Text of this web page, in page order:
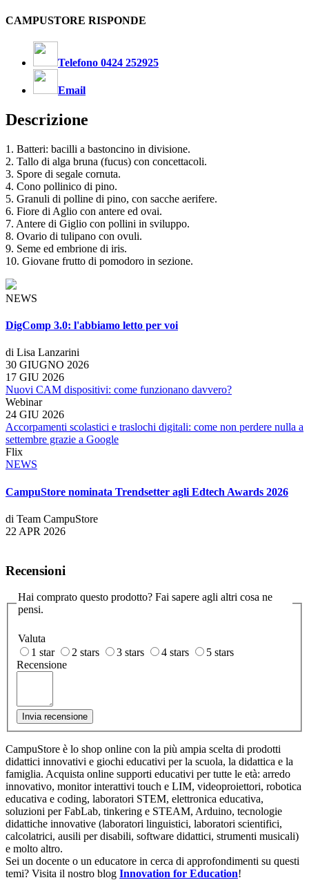
CAMPUSTORE RISPONDE
Telefono 0424 252925
Email
Descrizione
1. Batteri: bacilli a bastoncino in divisione.
2. Tallo di alga bruna (fucus) con concettacoli.
3. Spore di segale cornuta.
4. Cono pollinico di pino.
5. Granuli di polline di pino, con sacche aerifere.
6. Fiore di Aglio con antere ed ovai.
7. Antere di Giglio con pollini in sviluppo.
8. Ovario di tulipano con ovuli.
9. Seme ed embrione di iris.
10. Giovane frutto di pomodoro in sezione.
NEWS
DigComp 3.0: l'abbiamo letto per voi
di Lisa Lanzarini
30 GIUGNO 2026
17 GIU 2026
Nuovi CAM dispositivi: come funzionano davvero?
Webinar
24 GIU 2026
Accorpamenti scolastici e traslochi digitali: come non perdere nulla a
settembre grazie a Google
Flix
NEWS
CampuStore nominata Trendsetter agli Edtech Awards 2026
di Team CampuStore
22 APR 2026
Recensioni
Hai comprato questo prodotto? Fai sapere agli altri cosa ne
pensi.
Valuta
1 star
2 stars 3 stars 4 stars
5 stars
Recensione
Invia recensione
CampuStore è lo shop online con la più ampia scelta di prodotti
didattici innovativi e giochi educativi per la scuola, la didattica e la
famiglia. Acquista online supporti educativi per tutte le età: arredo
innovativo, monitor interattivi touch e LIM, videoproiettori, robotica
educativa e coding, laboratori STEM, elettronica educativa,
soluzioni per FabLab, tinkering e STEAM, Arduino, tecnologie
didattiche innovative (laboratori linguistici, laboratori scientifici,
calcolatrici, ausili per disabili, software didattici, strumenti musicali)
e molto altro.
Sei un docente o un educatore in cerca di approfondimenti su questi
temi? Visita il nostro blog Innovation for Education!